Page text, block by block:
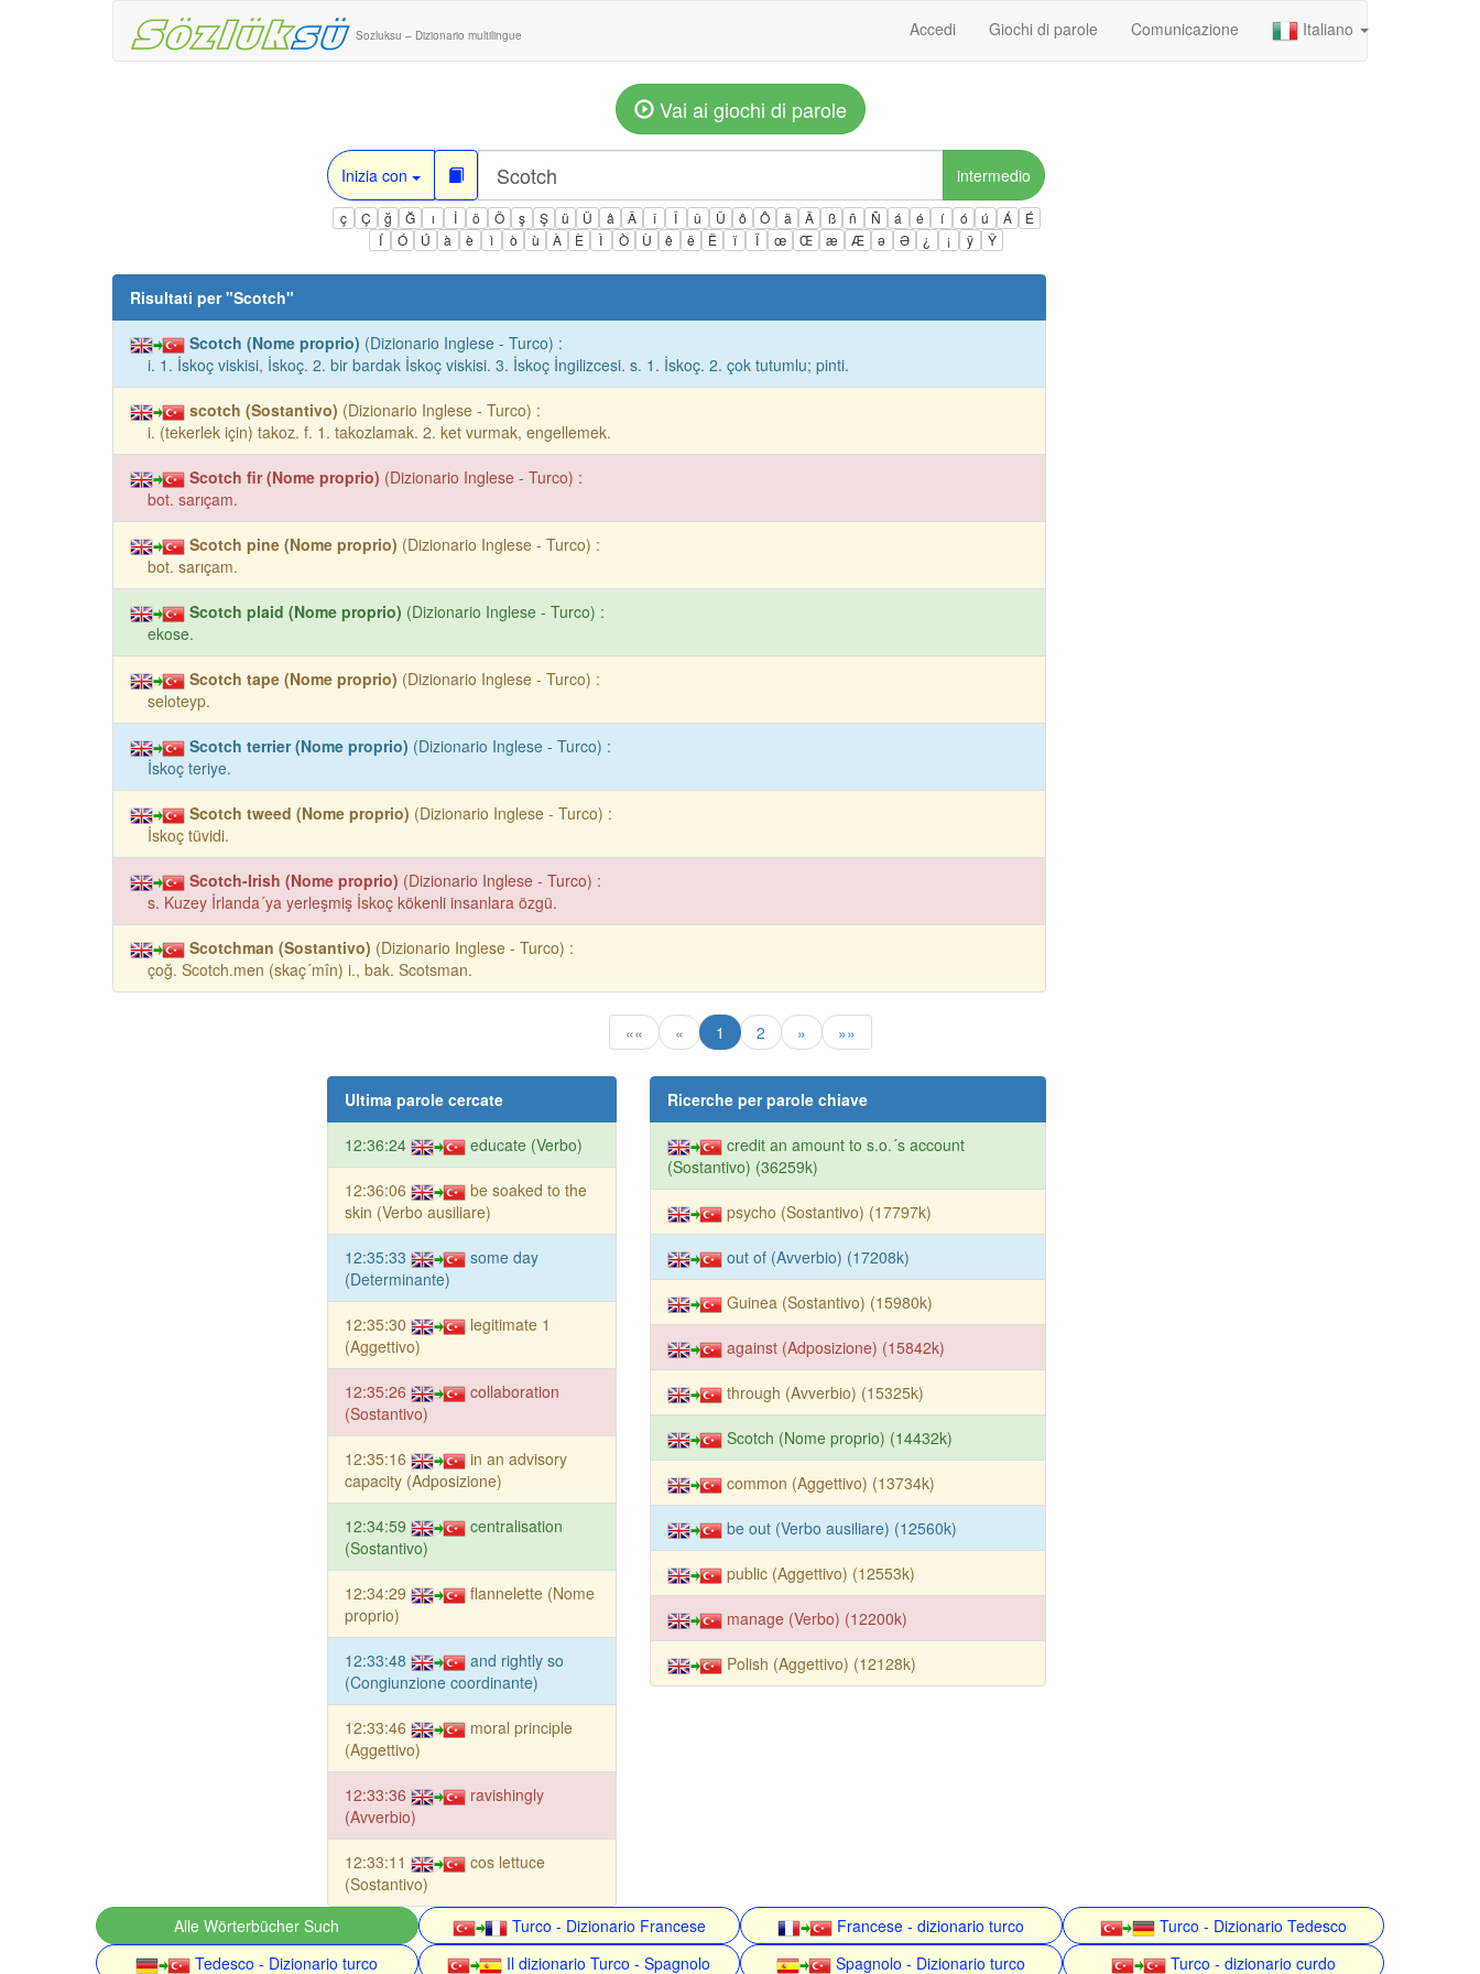
Sozluksu – Dizionario multilingue Accedi Giochi di parole Comunicazione Italiano
Vai ai giochi di parole
Inizia con intermedio
ç Ç ğ Ğ ı İ ö Ö ş Ş ü Ü â Â î Î û Û ô Ô ä Ä ß ñ Ñ á é í ó ú Á
É
Í
Ó Ú à è ì ò ù À È Ì Ò Ù ê ë Ë ï Ï œ Œ æ Æ ə Ə ¿ ¡ ÿ Ÿ
Risultati per "Scotch"
Scotch (Nome proprio) (Dizionario Inglese - Turco) :
i. 1. İskoç viskisi, İskoç. 2. bir bardak İskoç viskisi. 3. İskoç İngilizcesi. s. 1. İskoç. 2. çok tutumlu; pinti.
scotch (Sostantivo) (Dizionario Inglese - Turco) :
i. (tekerlek için) takoz. f. 1. takozlamak. 2. ket vurmak, engellemek.
Scotch fir (Nome proprio) (Dizionario Inglese - Turco) :
bot. sarıçam.
Scotch pine (Nome proprio) (Dizionario Inglese - Turco) :
bot. sarıçam.
Scotch plaid (Nome proprio) (Dizionario Inglese - Turco) :
ekose.
Scotch tape (Nome proprio) (Dizionario Inglese - Turco) :
seloteyp.
Scotch terrier (Nome proprio) (Dizionario Inglese - Turco) :
İskoç teriye.
Scotch tweed (Nome proprio) (Dizionario Inglese - Turco) :
İskoç tüvidi.
Scotch-Irish (Nome proprio) (Dizionario Inglese - Turco) :
s. Kuzey İrlanda´ya yerleşmiş İskoç kökenli insanlara özgü.
Scotchman (Sostantivo) (Dizionario Inglese - Turco) :
çoğ. Scotch.men (skaç´mîn) i., bak. Scotsman.
«« « 1 2 » »»
Ultima parole cercate
12:36:24 educate (Verbo)
12:36:06
be soaked to the
skin (Verbo ausiliare)
12:35:33
some day
(Determinante)
12:35:30
legitimate 1
(Aggettivo)
12:35:26
collaboration
(Sostantivo)
12:35:16
in an advisory
capacity (Adposizione)
12:34:59
centralisation
(Sostantivo)
12:34:29
flannelette (Nome
proprio)
12:33:48
and rightly so
(Congiunzione coordinante)
12:33:46
moral principle
(Aggettivo)
12:33:36
ravishingly
(Avverbio)
12:33:11
cos lettuce
(Sostantivo)
Ricerche per parole chiave
credit an amount to s.o.´s account
(Sostantivo) (36259k)
psycho (Sostantivo) (17797k)
out of (Avverbio) (17208k)
Guinea (Sostantivo) (15980k)
against (Adposizione) (15842k)
through (Avverbio) (15325k)
Scotch (Nome proprio) (14432k)
common (Aggettivo) (13734k)
be out (Verbo ausiliare) (12560k)
public (Aggettivo) (12553k)
manage (Verbo) (12200k)
Polish (Aggettivo) (12128k)
Alle Wörterbücher Such Turco - Dizionario Francese Francese - dizionario turco
Turco - Dizionario Tedesco
Tedesco - Dizionario turco
Il dizionario Turco - Spagnolo Spagnolo - Dizionario turco Turco - dizionario curdo